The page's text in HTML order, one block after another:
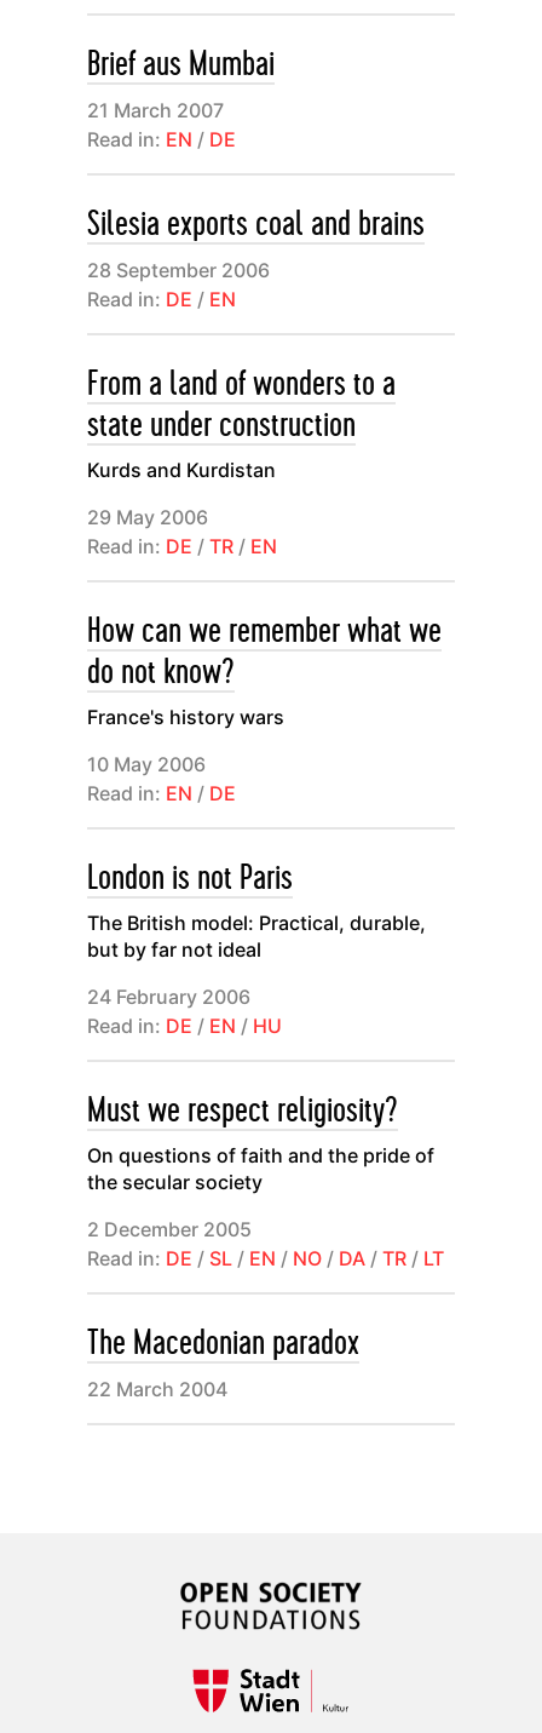
Deutschland.
Brief aus Mumbai
21 March 2007
Read in: EN / DE
Silesia exports coal and brains
28 September 2006
Read in: DE / EN
From a land of wonders to a
state under construction
Kurds and Kurdistan
29 May 2006
Read in: DE / TR / EN
How can we remember what we
do not know?
France's history wars
10 May 2006
Read in: EN / DE
London is not Paris
The British model: Practical, durable,
but by far not ideal
24 February 2006
Read in: DE / EN / HU
Must we respect religiosity?
On questions of faith and the pride of
the secular society
2 December 2005
Read in: DE / SL / EN / NO / DA / TR / LT
The Macedonian paradox
22 March 2004